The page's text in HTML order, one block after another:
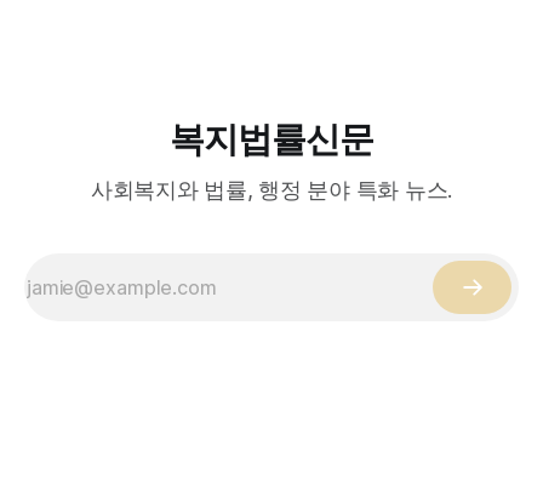
복지법률신문
사회복지와 법률, 행정 분야 특화 뉴스.